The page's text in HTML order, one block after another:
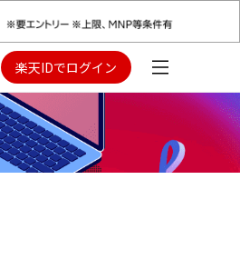
楽天IDでログイン